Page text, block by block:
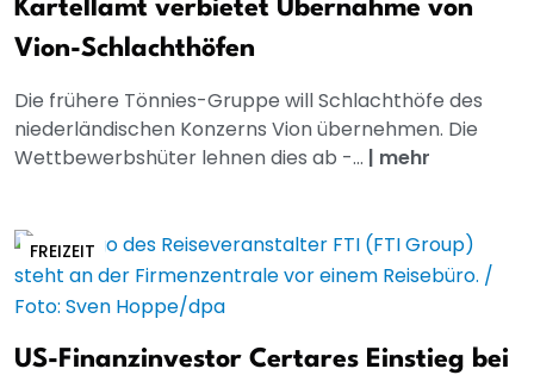
Kartellamt verbietet Übernahme von
Vion-Schlachthöfen
Die frühere Tönnies-Gruppe will Schlachthöfe des
niederländischen Konzerns Vion übernehmen. Die
Wettbewerbshüter lehnen dies ab -... | mehr
FREIZEIT
US-Finanzinvestor Certares Einstieg bei